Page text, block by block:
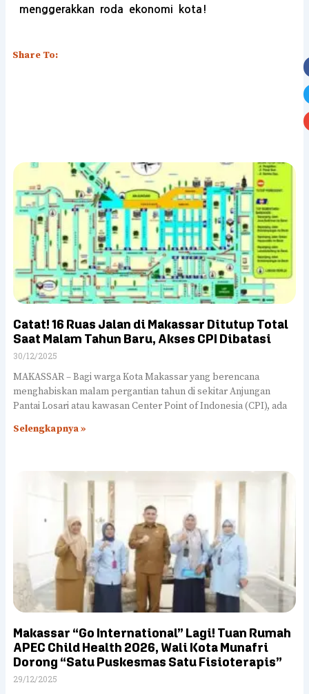
menggerakkan roda ekonomi kota!
Share To:
Catat! 16 Ruas Jalan di Makassar Ditutup Total
Saat Malam Tahun Baru, Akses CPI Dibatasi
30/12/2025
MAKASSAR – Bagi warga Kota Makassar yang berencana
menghabiskan malam pergantian tahun di sekitar Anjungan
Pantai Losari atau kawasan Center Point of Indonesia (CPI), ada
Selengkapnya »
Makassar “Go International” Lagi! Tuan Rumah
APEC Child Health 2026, Wali Kota Munafri
Dorong “Satu Puskesmas Satu Fisioterapis”
29/12/2025